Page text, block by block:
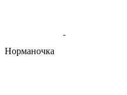
Норманочка